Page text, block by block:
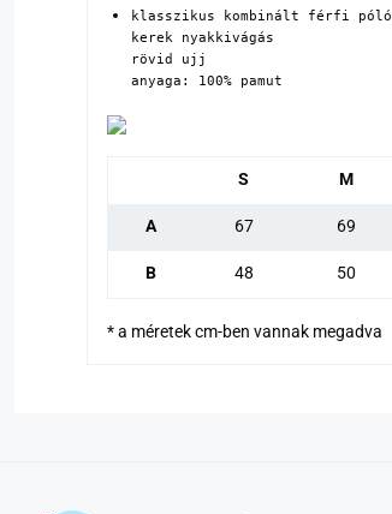
klasszikus kombinált férfi póló
kerek nyakkivágás
rövid ujj
anyaga: 100% pamut
S M
A 67 69
B 48 50
* a méretek cm-ben vannak megadva